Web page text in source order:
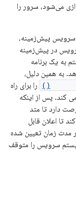
می‌شود، سرور را
یک سرویس پیش‌زمینه،
در پیش‌زمینه
سیستم به یک برنامه
به همین دلیل،
را برای راه
کند. پس از اینکه
دارد تا متد
تا اعلان قابل
مدت زمان تعیین شده
سرویس را متوقف